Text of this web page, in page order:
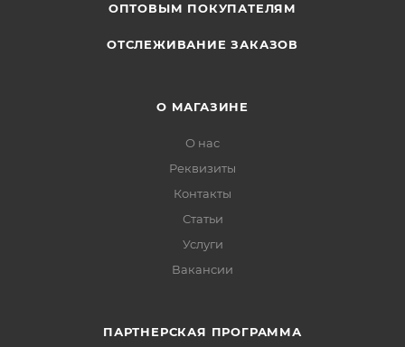
ОПТОВЫМ ПОКУПАТЕЛЯМ
ОТСЛЕЖИВАНИЕ ЗАКАЗОВ
О МАГАЗИНЕ
О нас
Реквизиты
Контакты
Статьи
Услуги
Вакансии
ПАРТНЕРСКАЯ ПРОГРАММА